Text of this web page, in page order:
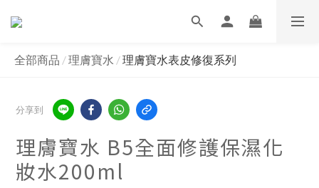
全部商品 /理膚寶水 /理膚寶水表皮修復系列
分享到
理膚寶水 B5全面修護保濕化
妝水200ml